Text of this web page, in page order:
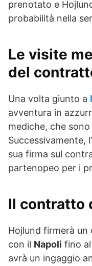
prenotato e
probabilità nella
Le visite
del
Una volta giunto a
avventura in
mediche, che
Successivamente,
sua firma sul
partenopeo per i
Il contratto
Hojlund firmerà
con il Napoli fino al
avrà un ingaggio